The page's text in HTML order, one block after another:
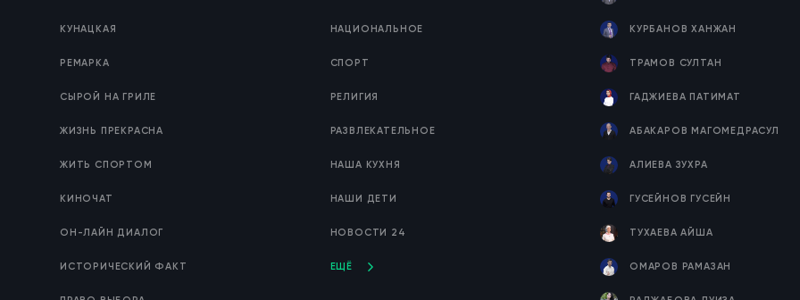
КУНАЦКАЯ
РЕМАРКА
СЫРОЙ НА ГРИЛЕ
ЖИЗНЬ ПРЕКРАСНА
ЖИТЬ СПОРТОМ
КИНОЧАТ
ОН-ЛАЙН ДИАЛОГ
ИСТОРИЧЕСКИЙ ФАКТ
НАЦИОНАЛЬНОЕ
СПОРТ
РЕЛИГИЯ
РАЗВЛЕКАТЕЛЬНОЕ
НАША КУХНЯ
НАШИ ДЕТИ
НОВОСТИ 24
ЕЩЁ
КУРБАНОВ ХАНЖАН
ТРАМОВ СУЛТАН
ГАДЖИЕВА ПАТИМАТ
АБАКАРОВ МАГОМЕДРАСУЛ
АЛИЕВА ЗУХРА
ГУСЕЙНОВ ГУСЕЙН
ТУХАЕВА АЙША
ОМАРОВ РАМАЗАН